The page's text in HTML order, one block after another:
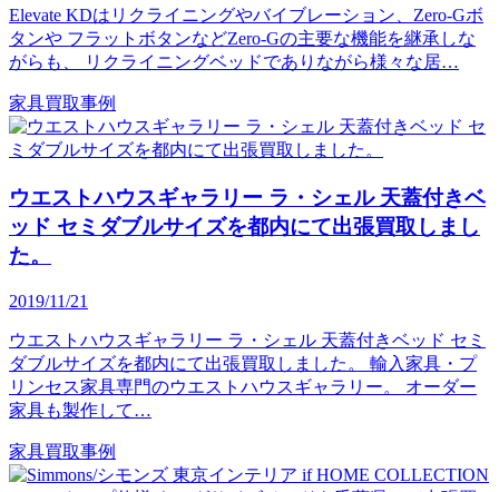
Elevate KDはリクライニングやバイブレーション、Zero-Gボ
タンや フラットボタンなどZero-Gの主要な機能を継承しな
がらも、 リクライニングベッドでありながら様々な居…
家具買取事例
ウエストハウスギャラリー ラ・シェル 天蓋付きベ
ッド セミダブルサイズを都内にて出張買取しまし
た。
2019/11/21
ウエストハウスギャラリー ラ・シェル 天蓋付きベッド セミ
ダブルサイズを都内にて出張買取しました。 輸入家具・プ
リンセス家具専門のウエストハウスギャラリー。 オーダー
家具も製作して…
家具買取事例